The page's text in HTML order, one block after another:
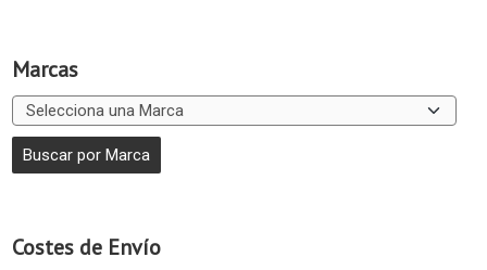
Marcas
Costes de Envío